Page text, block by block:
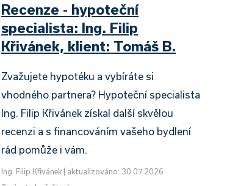
Recenze - hypoteční
specialista: Ing. Filip
Křivánek, klient: Tomáš B.
Zvažujete hypotéku a vybíráte si
vhodného partnera? Hypoteční specialista
Ing. Filip Křivánek získal další skvělou
recenzi a s financováním vašeho bydlení
rád pomůže i vám.
Ing. Filip Křivánek
aktualizováno: 30.07.2026